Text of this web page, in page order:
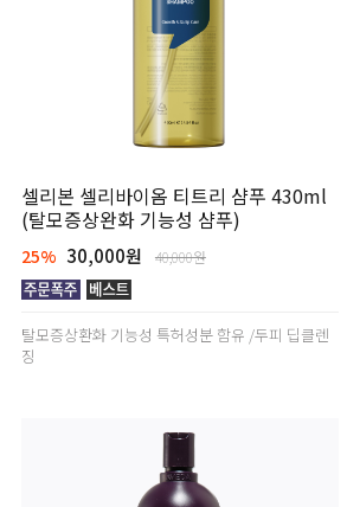
셀리본 셀리바이옴 티트리 샴푸 430ml
(탈모증상완화 기능성 샴푸)
25% 30,000원 40,000원
탈모증상환화 기능성 특허성분 함유 /두피 딥클렌
징